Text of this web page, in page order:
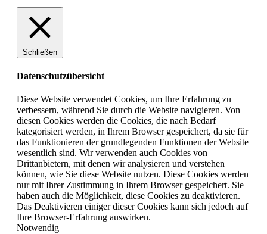
Schließen
Datenschutzübersicht
Diese Website verwendet Cookies, um Ihre Erfahrung zu
verbessern, während Sie durch die Website navigieren. Von
diesen Cookies werden die Cookies, die nach Bedarf
kategorisiert werden, in Ihrem Browser gespeichert, da sie für
das Funktionieren der grundlegenden Funktionen der Website
wesentlich sind. Wir verwenden auch Cookies von
Drittanbietern, mit denen wir analysieren und verstehen
können, wie Sie diese Website nutzen. Diese Cookies werden
nur mit Ihrer Zustimmung in Ihrem Browser gespeichert. Sie
haben auch die Möglichkeit, diese Cookies zu deaktivieren.
Das Deaktivieren einiger dieser Cookies kann sich jedoch auf
Ihre Browser-Erfahrung auswirken.
Notwendig